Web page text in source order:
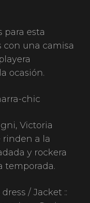
para esta
con una camisa
ocasión.